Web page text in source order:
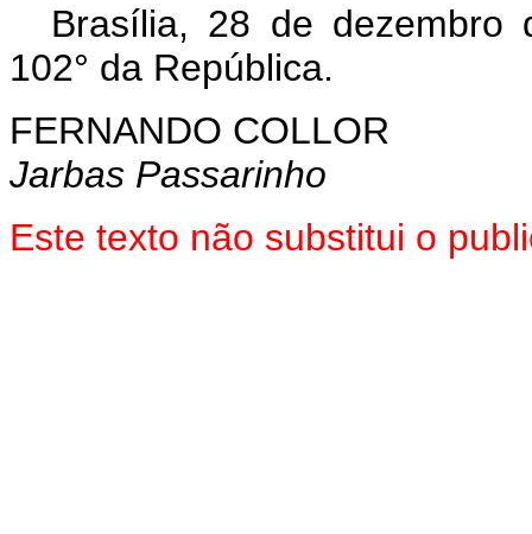
Brasília, 28 de dezembro
102° da República.
FERNANDO COLLOR
Jarbas Passarinho
Este texto não substitui o